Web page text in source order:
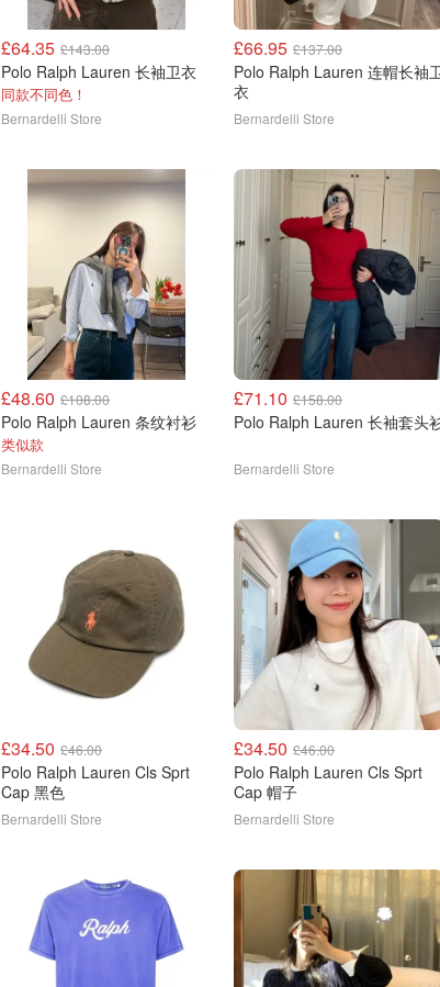
£64.35 £143.00
Polo Ralph Lauren 长袖卫衣
同款不同色！
Bernardelli Store
£66.95 £137.00
Polo Ralph Lauren 连帽长袖
衣
Bernardelli Store
£48.60 £108.00
Polo Ralph Lauren 条纹衬衫
类似款
Bernardelli Store
£71.10 £158.00
Polo Ralph Lauren 长袖套头
Bernardelli Store
£34.50 £46.00
Polo Ralph Lauren Cls Sprt
Cap 黑色
Bernardelli Store
£34.50 £46.00
Polo Ralph Lauren Cls Sprt
Cap 帽子
Bernardelli Store